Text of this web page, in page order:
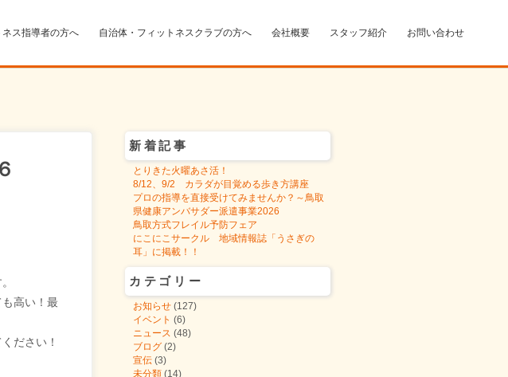
ネス指導者の方へ 自治体・フィットネスクラブの方へ 会社概要 スタッフ紹介 お問い合わせ
高い！最
ださい！
新着記事
とりきた火曜あさ活！
8/12、9/2 カラダが目覚める歩き方講座
プロの指導を直接受けてみませんか？～鳥取
県健康アンバサダー派遣事業2026
鳥取方式フレイル予防フェア
にこにこサークル 地域情報誌「うさぎの
耳」に掲載！！
カテゴリー
お知らせ (127)
イベント (6)
ニュース (48)
ブログ (2)
宣伝 (3)
未分類 (14)